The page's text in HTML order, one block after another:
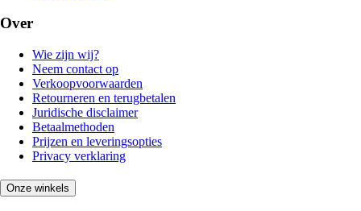
Over
Wie zijn wij?
Neem contact op
Verkoopvoorwaarden
Retourneren en terugbetalen
Juridische disclaimer
Betaalmethoden
Prijzen en leveringsopties
Privacy verklaring
Onze winkels